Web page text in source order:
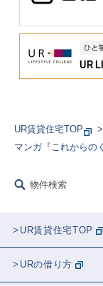
UR
UR賃貸住宅TOP
マンガ『これからの
物件検索
UR賃貸住宅TOP
URの借り方